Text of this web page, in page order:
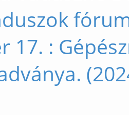
17. :